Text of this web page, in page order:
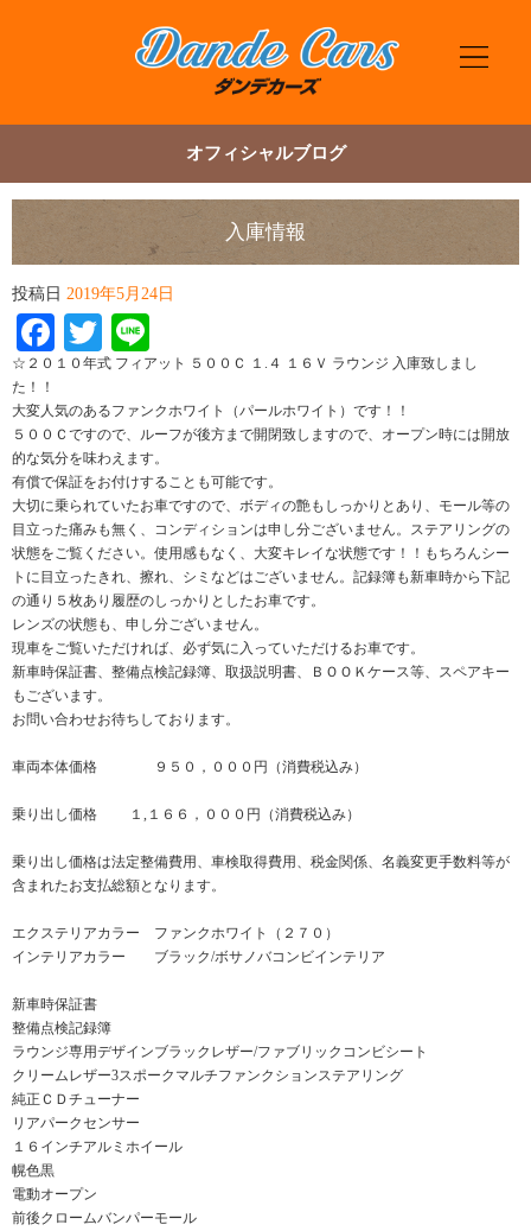
オフィシャルブログ
入庫情報
投稿日 2019年5月24日
Facebook
Twitter
☆２０１０年式 フィアット ５００Ｃ １.４ １６Ｖ ラウンジ 入庫致しまし
た！！
大変人気のあるファンクホワイト（パールホワイト）です！！
５００Ｃですので、ルーフが後方まで開閉致しますので、オープン時には開放
的な気分を味わえます。
有償で保証をお付けすることも可能です。
大切に乗られていたお車ですので、ボディの艶もしっかりとあり、モール等の
目立った痛みも無く、コンディションは申し分ございません。ステアリングの
状態をご覧ください。使用感もなく、大変キレイな状態です！！もちろんシー
トに目立ったきれ、擦れ、シミなどはございません。記録簿も新車時から下記
の通り５枚あり履歴のしっかりとしたお車です。
レンズの状態も、申し分ございません。
現車をご覧いただければ、必ず気に入っていただけるお車です。
新車時保証書、整備点検記録簿、取扱説明書、ＢＯＯＫケース等、スペアキー
もございます。
お問い合わせお待ちしております。
車両本体価格 ９５０，０００円（消費税込み）
乗り出し価格 １,１６６，０００円（消費税込み）
乗り出し価格は法定整備費用、車検取得費用、税金関係、名義変更手数料等が
含まれたお支払総額となります。
エクステリアカラー ファンクホワイト（２７０）
インテリアカラー ブラック/ボサノバコンビインテリア
新車時保証書
整備点検記録簿
ラウンジ専用デザインブラックレザー/ファブリックコンビシート
クリームレザー3スポークマルチファンクションステアリング
純正ＣＤチューナー
リアパークセンサー
１６インチアルミホイール
幌色黒
電動オープン
前後クロームバンパーモール